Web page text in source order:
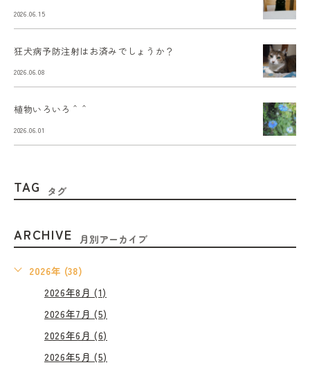
2026.06.15
狂犬病予防注射はお済みでしょうか？
2026.06.08
植物いろいろ＾＾
2026.06.01
TAG タグ
ARCHIVE 月別アーカイブ
2026年 (38)
2026年8月 (1)
2026年7月 (5)
2026年6月 (6)
2026年5月 (5)